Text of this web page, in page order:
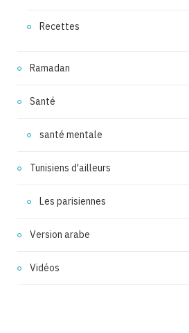
Recettes
Ramadan
Santé
santé mentale
Tunisiens d'ailleurs
Les parisiennes
Version arabe
Vidéos